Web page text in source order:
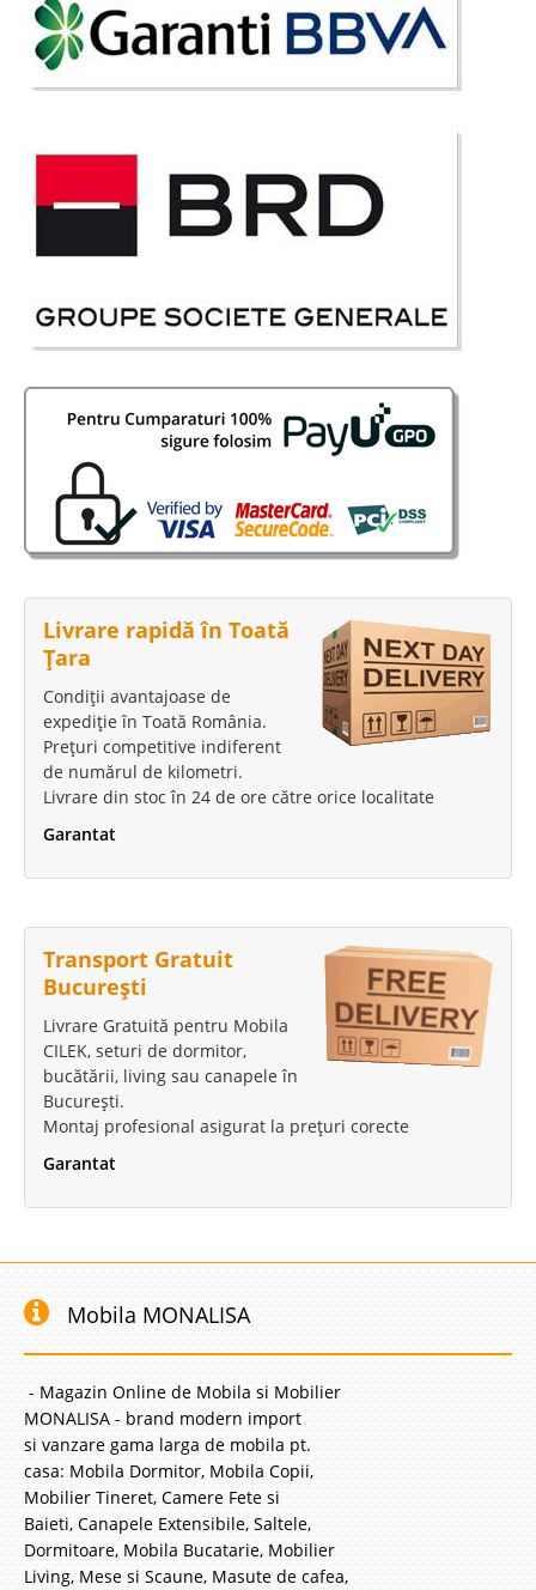
dormitor Chocolate ofera adancime de continut si functionalitate pe o
combinatie de culori originale concentrate pe culoarea ciocolatei.
Designerul a gandit un model de mobila dormitor ieftin care se..
1.950 Lei
Pret Redus1.615 Lei
Stoc Epuizat - Indisponibil
Mobila Dormitor Evo II
Doritoare de calitate Evo II - Mobila de dormitor ieftina Daca sunteti in
face rabat de calitate modelul Evo este cel mai probabil o alegere potrivita
pentru dumneavoastra. Gama de dormitoare..
Compara
2.058 Lei
Pret Redus
Stoc Epuizat - Indisponibil
Mobila Dormitor Laze
Mobila Dormitoare la Promotie Laze Set mobila dormitor ieftina la oferta
senzatia de spatiu si libertate prin alternarea celor doua finisaje de lemn in
1.990 Lei
Adauga la Favorite
-17%
Livrare rapidă în Toată
Țara
Condiții avantajoase de
expediție în Toată România.
Prețuri competitive indiferent
de numărul de kilometri.
Livrare din stoc în 24 de ore către orice localitate
Garantat
Transport Gratuit
București
Livrare Gratuită pentru Mobila
CILEK, seturi de dormitor,
bucătării, living sau canapele în
București.
Montaj profesional asigurat la prețuri corecte
Garantat
Mobila MONALISA
- Magazin Online de Mobila si Mobilier
MONALISA - brand modern import
si vanzare gama larga de mobila pt.
casa: Mobila Dormitor, Mobila Copii,
Mobilier Tineret, Camere Fete si
Baieti, Canapele Extensibile, Saltele,
Dormitoare, Mobila Bucatarie, Mobilier
Living, Mese si Scaune, Masute de cafea,